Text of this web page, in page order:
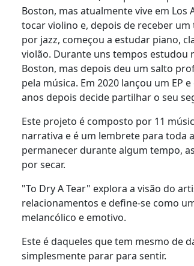
Boston, mas atualmente vive em Los
tocar violino e, depois de receber
por jazz, começou a estudar piano,
violão. Durante uns tempos estudou
Boston, mas depois deu um salto
pela música. Em 2020 lançou um EP
anos depois decide partilhar o seu
Este projeto é composto por 11
narrativa e é um lembrete para toda
permanecer durante algum tempo,
por secar.
"To Dry A Tear" explora a visão do
relacionamentos e define-se como
melancólico e emotivo.
Este é daqueles que tem mesmo de
simplesmente parar para sentir.